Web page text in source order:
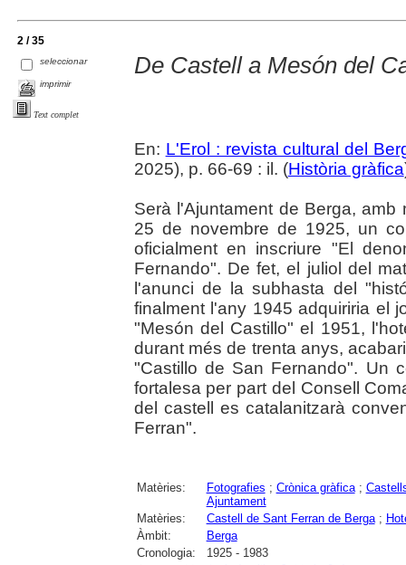
2 / 35
seleccionar
imprimir
Text complet
De Castell a Mesón del
En: L'Erol : revista cultural del
2025), p. 66-69 : il. (Història gràfica
Serà l'Ajuntament de Berga,
25 de novembre de 1925, un
oficialment en inscriure "El
Fernando". De fet, el juliol del
l'anunci de la subhasta del
finalment l'any 1945 adquiriria el
"Mesón del Castillo" el 1951,
durant més de trenta anys,
"Castillo de San Fernando". Un
fortalesa per part del Consell
del castell es catalanitzarà
Ferran".
Matèries: Fotografies ; Crònica gràfica;
Ajuntament
Matèries:
Castell de Sant Ferran de Berga;
Àmbit:
Berga
Cronologia:
1925 - 1983